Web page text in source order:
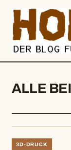
springen
ALLE
3D-DRUCK